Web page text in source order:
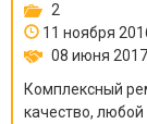
2
11 ноября
08 июня 2017
Комплексный
качество,